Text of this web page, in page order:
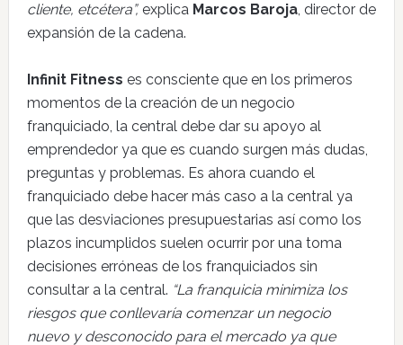
cliente, etcétera”,explica Marcos Baroja, director de
expansión de la cadena.
Infinit Fitness es consciente que en los primeros
momentos de la creación de un negocio
franquiciado, la central debe dar su apoyo al
emprendedor ya que es cuando surgen más dudas,
preguntas y problemas. Es ahora cuando el
franquiciado debe hacer más caso a la central ya
que las desviaciones presupuestarias así como los
plazos incumplidos suelen ocurrir por una toma
decisiones erróneas de los franquiciados sin
consultar a la central. “La franquicia minimiza los
riesgos que conllevaría comenzar un negocio
nuevo y desconocido para el mercado ya que